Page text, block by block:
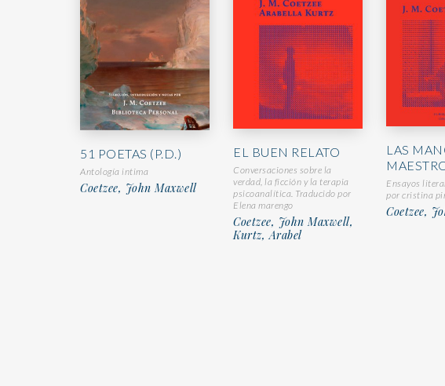
51 POETAS (P.D.)
Antología intima
Coetzee, John Maxwell
EL BUEN RELATO
Conversaciones sobre la
verdad, la ficción y la terapia
psicoanalítica. Traducido por
Elena marengo
Coetzee, John Maxwell,
Kurtz, Arabel
LAS
Ensayos
por cristina
Coetzee,